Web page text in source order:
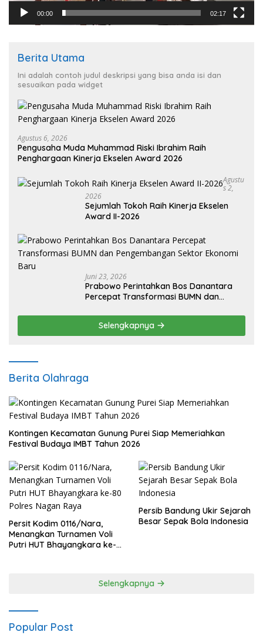
00:00 02:17
Berita Utama
Ini adalah contoh judul deskripsi yang bisa anda isi dan
sesuaikan pada widget
Agustus 6, 2026
Pengusaha Muda Muhammad Riski Ibrahim Raih
Penghargaan Kinerja Ekselen Award 2026
Agustu
S 2,
2026
Sejumlah Tokoh Raih Kinerja Ekselen
Award II-2026
Juni 23, 2026
Prabowo Perintahkan Bos Danantara
Percepat Transformasi BUMN dan
Selengkapnya
Berita Olahraga
Kontingen Kecamatan Gunung Purei Siap Memeriahkan
Festival Budaya IMBT Tahun 2026
Persit Kodim 0116/Nara,
Menangkan Turnamen Voli
Putri HUT Bhayangkara ke-
Persib Bandung Ukir Sejarah
Besar Sepak Bola Indonesia
Selengkapnya
Popular Post